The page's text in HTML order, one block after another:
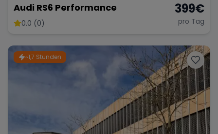
Audi RS6 Performance
0.0 (0)
399€
pro Tag
~1,7 Stunden